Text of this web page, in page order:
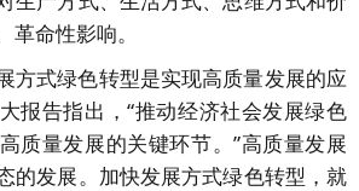
命性影响。
方式绿色转型是实现高质量发展的应
报告指出，“推动经济社会发展绿色
质量发展的关键环节。”高质量发展
的发展。加快发展方式绿色转型，就